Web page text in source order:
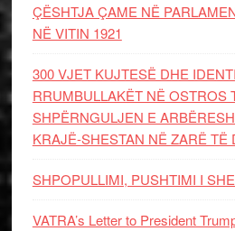
ÇËSHTJA ÇAME NË
NË VITIN 1921
300 VJET KUJTESË DHE
RRUMBULLAKËT NË OSTROS
SHPËRNGULJEN E
KRAJË-SHESTAN NË ZARË TË
SHPOPULLIMI, PUSHTIMI I
VATRA’s Letter to President